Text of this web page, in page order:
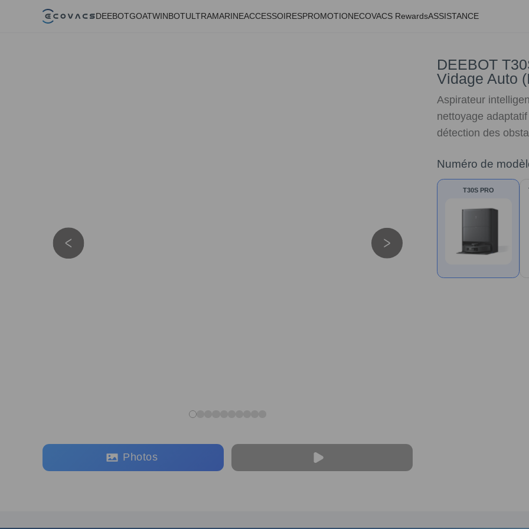
DEEBOTGOATWINBOTULTRAMARINEACCESSOIRESPROMOTIONECOVACS RewardsASSISTANCE
Photos
DEEBOT
Vidage Auto
Aspirateur
nettoyage
détection des
Numéro de
T30S PRO